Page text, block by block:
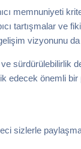
memnuniyeti
tartışmalar ve
vizyonunu
sürdürülebilirlik
edecek önemli
sizlerle